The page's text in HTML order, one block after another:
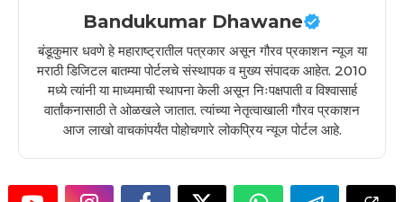
Bandukumar Dhawane
बंडूकुमार धवणे हे महाराष्ट्रातील पत्रकार असून गौरव प्रकाशन न्यूज या
मराठी डिजिटल बातम्या पोर्टलचे संस्थापक व मुख्य संपादक आहेत. 2010
मध्ये त्यांनी या माध्यमाची स्थापना केली असून निःपक्षपाती व विश्वासार्ह
वार्तांकनासाठी ते ओळखले जातात. त्यांच्या नेतृत्वाखाली गौरव प्रकाशन
आज लाखो वाचकांपर्यंत पोहोचणारे लोकप्रिय न्यूज पोर्टल आहे.